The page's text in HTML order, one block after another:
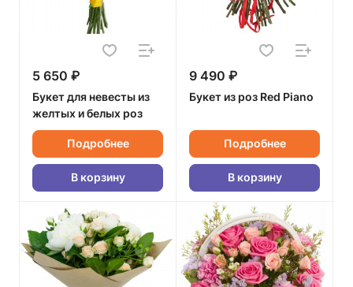
5 650 ₽
Букет для невесты из
желтых и белых роз
Подробнее
В корзину
9 490 ₽
Букет из роз Red Piano
Подробнее
В корзину